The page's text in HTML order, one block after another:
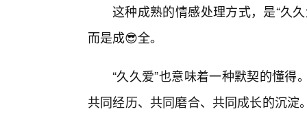
这种成熟的情感处理方式，是“久
而是成😎全。
“久久爱”也意味着一种默契的懂
共同经历、共同磨合、共同成长的沉